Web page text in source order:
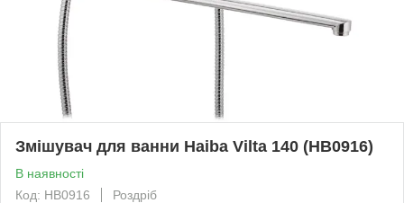
Змішувач для ванни Haiba Vilta 140 (HB0916)
В наявності
Код: HB0916
Роздріб